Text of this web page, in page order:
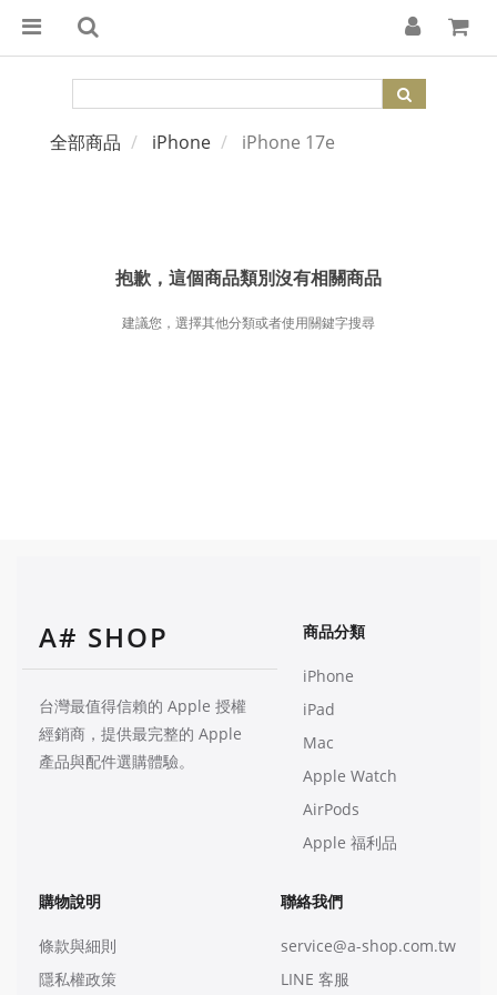
全部商品 iPhone iPhone 17e
抱歉，這個商品類別沒有相關商品
建議您，選擇其他分類或者使用關鍵字搜尋
A# SHOP
台灣最值得信賴的 Apple 授權
經銷商，提供最完整的 Apple
產品與配件選購體驗。
商品分類
iPhone
iPad
Mac
Apple Watch
AirPods
Apple 福利品
購物說明
條款與細則
隱私權政策
聯絡我們
service@a-shop.com.tw
LINE 客服